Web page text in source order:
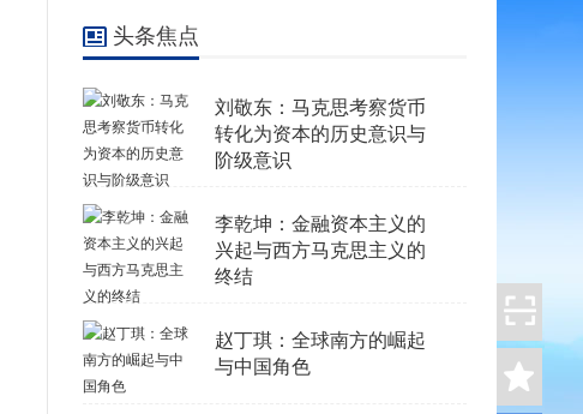
头条焦点
刘敬东：马克思考察货币
转化为资本的历史意识与
阶级意识
李乾坤：金融资本主义的
兴起与西方马克思主义的
终结
赵丁琪：全球南方的崛起
与中国角色